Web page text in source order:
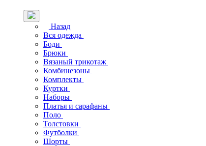
Назад
Вся одежда
Боди
Брюки
Вязаный трикотаж
Комбинезоны
Комплекты
Куртки
Наборы
Платья и сарафаны
Поло
Толстовки
Футболки
Шорты